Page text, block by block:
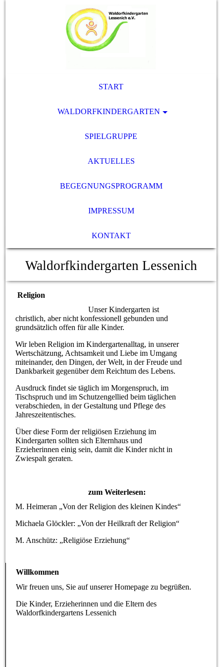
START
WALDORFKINDERGARTEN
SPIELGRUPPE
AKTUELLES
BEGEGNUNGSPROGRAMM
IMPRESSUM
KONTAKT
Waldorfkindergarten Lessenich
Religion
Unser Kindergarten ist
christlich, aber nicht konfessionell gebunden und
grundsätzlich offen für alle Kinder.
Wir leben Religion im Kindergartenalltag, in unserer
Wertschätzung, Achtsamkeit und Liebe im Umgang
miteinander, den Dingen, der Welt, in der Freude und
Dankbarkeit gegenüber dem Reichtum des Lebens.
Ausdruck findet sie täglich im Morgenspruch, im
Tischspruch und im Schutzengellied beim täglichen
verabschieden, in der Gestaltung und Pflege des
Jahreszeitentisches.
Über diese Form der religiösen Erziehung im
Kindergarten sollten sich Elternhaus und
Erzieherinnen einig sein, damit die Kinder nicht in
Zwiespalt geraten.
zum Weiterlesen:
M. Heimeran „Von der Religion des kleinen Kindes“
Michaela Glöckler: „Von der Heilkraft der Religion“
M. Anschütz: „Religiöse Erziehung“
Willkommen
Wir freuen uns, Sie auf unserer Homepage zu begrüßen.
Die Kinder, Erzieherinnen und die Eltern des
Waldorfkindergartens Lessenich